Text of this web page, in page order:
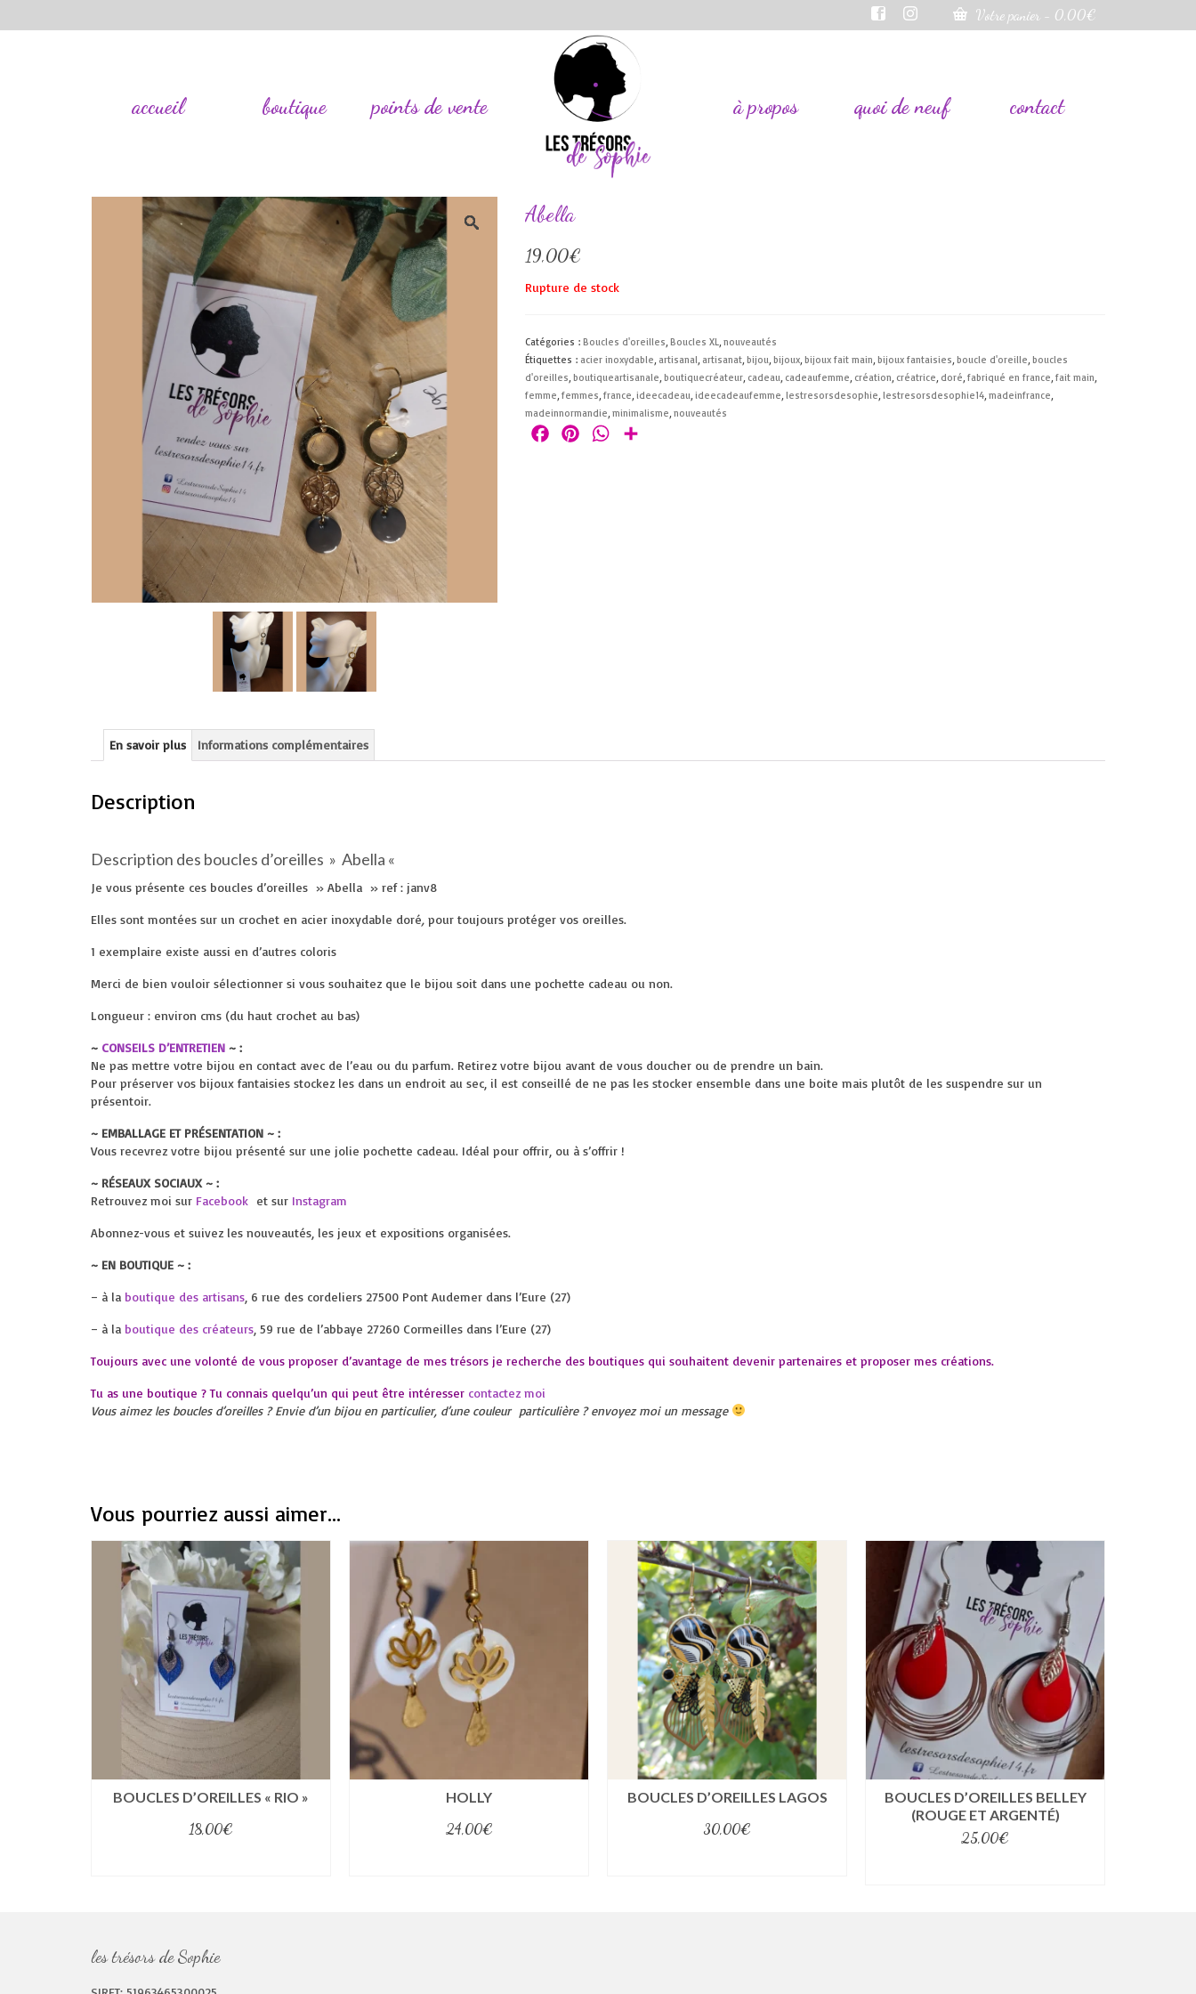
Votre panier - 0,00€
accueil boutique points de vente à propos quoi de neuf contact
Abella
19,00€
Rupture de stock
Catégories : Boucles d'oreilles,Boucles XL,nouveautés
Étiquettes : acier inoxydable, artisanal, artisanat,bijou,bijoux,bijoux fait main,bijoux fantaisies,boucle d'oreille,boucles
d'oreilles,boutiqueartisanale,boutiquecréateur, cadeau, cadeaufemme, création, créatrice, doré,fabriqué en france,fait main,
femme,femmes,france,ideecadeau,ideecadeaufemme,lestresorsdesophie,lestresorsdesophie14,madeinfrance,
madeinnormandie,minimalisme,nouveautés
FacebookPinterestWhatsApp
En savoir plus Informations complémentaires
Description
Description des boucles d’oreilles » Abella «
Je vous présente ces boucles d’oreilles » Abella » ref : janv8
Elles sont montées sur un crochet en acier inoxydable doré, pour toujours protéger vos oreilles.
1 exemplaire existe aussi en d’autres coloris
Merci de bien vouloir sélectionner si vous souhaitez que le bijou soit dans une pochette cadeau ou non.
Longueur : environ cms (du haut crochet au bas)
~ CONSEILS D’ENTRETIEN ~ :
Ne pas mettre votre bijou en contact avec de l’eau ou du parfum. Retirez votre bijou avant de vous doucher ou de prendre un bain.
Pour préserver vos bijoux fantaisies stockez les dans un endroit au sec, il est conseillé de ne pas les stocker ensemble dans une boite mais plutôt de les suspendre sur un
présentoir.
~ EMBALLAGE ET PRÉSENTATION ~ :
Vous recevrez votre bijou présenté sur une jolie pochette cadeau. Idéal pour offrir, ou à s’offrir !
~ RÉSEAUX SOCIAUX ~ :
Retrouvez moi sur Facebook et sur Instagram
Abonnez-vous et suivez les nouveautés, les jeux et expositions organisées.
~ EN BOUTIQUE ~ :
– à la boutique des artisans , 6 rue des cordeliers 27500 Pont Audemer dans l’Eure (27)
– à la boutique des créateurs , 59 rue de l’abbaye 27260 Cormeilles dans l’Eure (27)
Toujours avec une volonté de vous proposer d’avantage de mes trésors je recherche des boutiques qui souhaitent devenir partenaires et proposer mes créations.
Tu as une boutique ? Tu connais quelqu’un qui peut être intéresser contactez moi
Vous aimez les boucles d’oreilles ? Envie d’un bijou en particulier, d’une couleur particulière ? envoyez moi un message
Vous pourriez aussi aimer...
BOUCLES D’OREILLES « RIO »
18,00€
HOLLY
24,00€
BOUCLES D’OREILLES LAGOS
30,00€
BOUCLES D’OREILLES BELLEY
(ROUGE ET ARGENTÉ)
25,00€
les trésors de Sophie